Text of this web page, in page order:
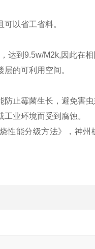
以省工省料。
达到9.5w/M2k,因此在
的可利用空间。
止霉菌生长，避免害
业环境而受到腐蚀。
性能分级方法》，神